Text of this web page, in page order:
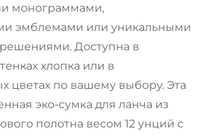
монограммами,
эмблемами или уникальными
Доступна в
хлопка или в
цветах по вашему выбору. Эта
эко-сумка для ланча из
полотна весом 12 унций с